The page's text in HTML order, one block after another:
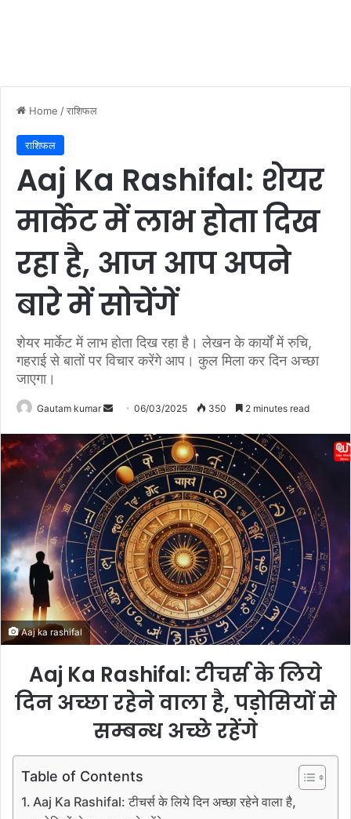
Home /राशिफल
राशिफल
Aaj Ka Rashifal: शेयर
मार्केट में लाभ होता दिख
रहा है, आज आप अपने
बारे में सोचेंगें
शेयर मार्केट में लाभ होता दिख रहा है। लेखन के कार्यों में रुचि,
गहराई से बातों पर विचार करेंगे आप। कुल मिला कर दिन अच्छा
जाएगा।
Gautam kumar
n
d
a
n
e
m
a
l
06/03/2025 350 2 minutes read
Aaj ka rashifal
Aaj Ka Rashifal: टीचर्स के लिये
दिन अच्छा रहेने वाला है, पड़ोसियों से
सम्बन्ध अच्छे रहेंगे
Table of Contents
Aaj Ka Rashifal: टीचर्स के लिये दिन अच्छा रहेने वाला है,